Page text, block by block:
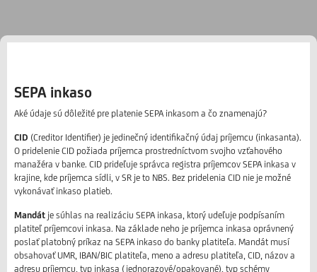
SEPA inkaso
Aké údaje sú dôležité pre platenie SEPA inkasom a čo znamenajú?
CID (Creditor Identifier) je jedinečný identifikačný údaj príjemcu (inkasanta).
O pridelenie CID požiada príjemca prostredníctvom svojho vzťahového
manažéra v banke. CID prideľuje správca registra príjemcov SEPA inkasa v
krajine, kde príjemca sídli, v SR je to NBS. Bez pridelenia CID nie je možné
vykonávať inkaso platieb.
Mandát je súhlas na realizáciu SEPA inkasa, ktorý udeľuje podpísaním
platiteľ príjemcovi inkasa. Na základe neho je príjemca inkasa oprávnený
poslať platobný príkaz na SEPA inkaso do banky platiteľa. Mandát musí
obsahovať UMR, IBAN/BIC platiteľa, meno a adresu platiteľa, CID, názov a
adresu príjemcu, typ inkasa (jednorazové/opakované), typ schémy